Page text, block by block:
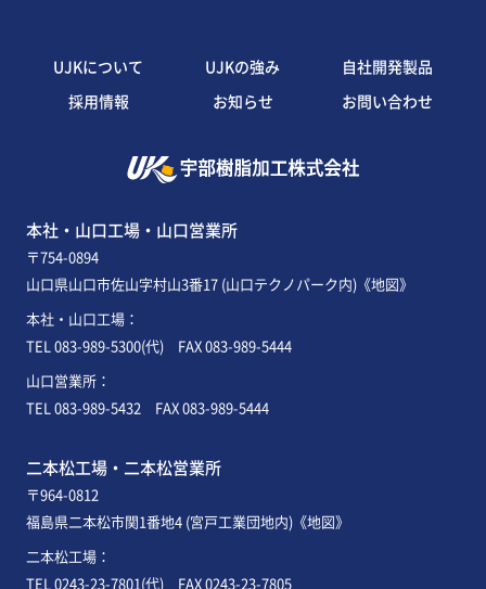
本社・山口工場・山口営業所
〒754-0894
山口県山口市佐山字村山3番17 (山口テクノパーク内) 《地図》
本社・山口工場：
TEL 083-989-5300(代) FAX 083-989-5444
山口営業所：
TEL 083-989-5432 FAX 083-989-5444
二本松工場・二本松営業所
〒964-0812
福島県二本松市関1番地4 (宮戸工業団地内) 《地図》
二本松工場：
TEL 0243-23-7801(代) FAX 0243-23-7805
UJKについて UJKの強み
自社開発製品
採用情報
お知らせ お問い合わせ